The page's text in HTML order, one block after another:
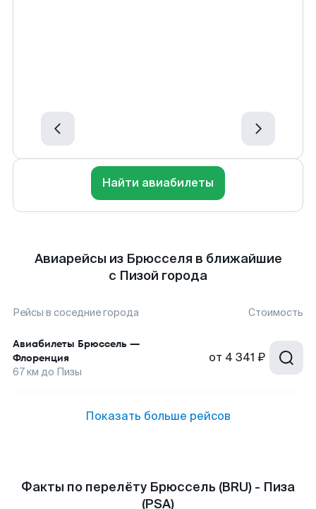
Найти авиабилеты
Авиарейсы из Брюсселя в ближайшие
с Пизой города
Рейсы в соседние города Стоимость
Авиабилеты Брюссель —
Флоренция
67км до Пизы
от 4 341 ₽
Показать больше рейсов
Факты по перелёту Брюссель (BRU) - Пиза
(PSA)